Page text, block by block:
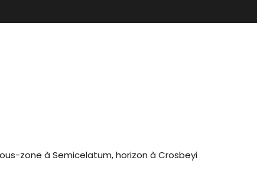
zone à Semicelatum, horizon à Crosbeyi